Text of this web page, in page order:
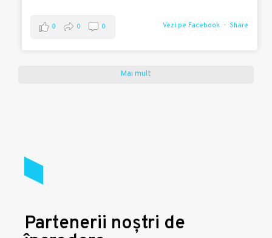
Vezi pe Facebook Share
0 0 0
Mai mult
Partenerii noștri de